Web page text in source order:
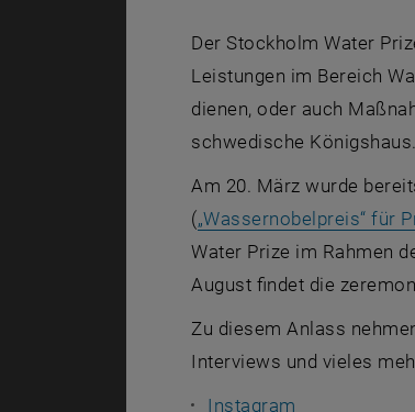
Der Stockholm Water
Leistungen im Bereich
dienen, oder auch
schwedische Königshaus.
Am 20. März wurde
(„Wassernobelpreis“ für
Water Prize im Rahmen
August findet die
Zu diesem Anlass
Interviews und vieles
Instagram